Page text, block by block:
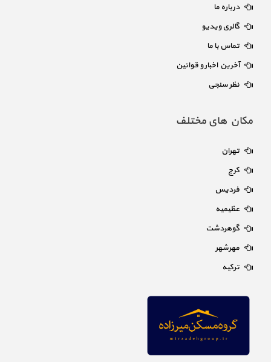
درباره ما
گالری ویدیو
تماس با ما
آخرین اخبار و قوانین
نظر سنجی
مکان های مختلف
تهران
کرج
فردیس
عظیمیه
گوهردشت
مهرشهر
ترکیه